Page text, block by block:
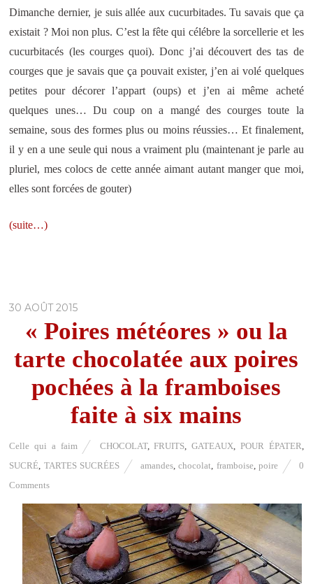
Dimanche dernier, je suis allée aux cucurbitades. Tu savais que ça
existait ? Moi non plus. C’est la fête qui célébre la sorcellerie et les
cucurbitacés (les courges quoi). Donc j’ai découvert des tas de
courges que je savais que ça pouvait exister, j’en ai volé quelques
petites pour décorer l’appart (oups) et j’en ai même acheté
quelques unes… Du coup on a mangé des courges toute la
semaine, sous des formes plus ou moins réussies… Et finalement,
il y en a une seule qui nous a vraiment plu (maintenant je parle au
pluriel, mes colocs de cette année aimant autant manger que moi,
elles sont forcées de gouter)
(suite…)
30 AOÛT 2015
« Poires météores » ou la
tarte chocolatée aux poires
pochées à la framboises
faite à six mains
Celle qui a faim CHOCOLAT,FRUITS ,GATEAUX POUR ÉPATER
SUCRÉ TARTES SUCRÉES amandes,chocolat framboise ,poire
0
Comments